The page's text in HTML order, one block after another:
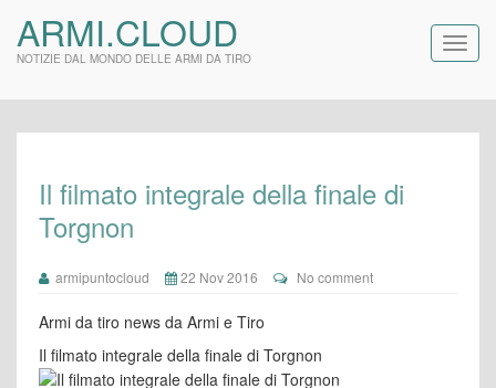
ARMI.CLOUD
NOTIZIE DAL MONDO DELLE ARMI DA TIRO
Il filmato integrale della finale di
Torgnon
armipuntocloud 22 Nov 2016 No comment
Armi da tiro news da Armi e Tiro
Il filmato integrale della finale di Torgnon